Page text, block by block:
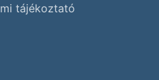
tájékoztató